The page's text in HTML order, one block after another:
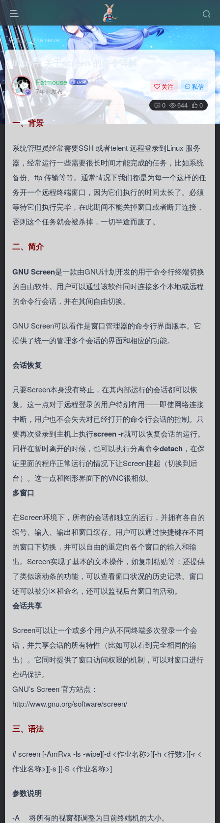
首页 The server Linux 正文
linux中 关于screen 的命令详解
Fatmouse
7年前发布
关注 私信
0 644 0
一、背景
系统管理员经常需要SSH 或者telent 远程登录到Linux 服务
器，经常运行一些需要很长时间才能完成的任务，比如系统
备份、ftp 传输等等。通常情况下我们都是为每一个这样的任
务开一个远程终端窗口，因为它们执行的时间太长了。必须
等待它们执行完毕，在此期间不能关掉窗口或者断开连接，
否则这个任务就会被杀掉，一切半途而废了。
二、简介
GNU Screen是一款由GNU计划开发的用于命令行终端切换
的自由软件。用户可以通过该软件同时连接多个本地或远程
的命令行会话 ，并在其间自由切换。
GNU Screen可以看作是窗口管理器的命令行界面版本。它
提供了统一的管理多个会话的界面和相应的功能。
会话恢复
只要Screen本身没有终止，在其内部运行的会话都可以恢
复。这一点对于远程登录的用户特别有用――即使网络连接
中断，用户也不会失去对已经打开的命令行会话的控制。只
要再次登录到主机上执行screen -r就可以恢复会话的运行。
同样在暂时离开的时候，也可以执行分离命令detach ，在保
证里面的程序正常运行的情况下让Screen挂起（切换到后
台）。这一点和图形界面下的VNC很相似。
多窗口
在Screen环境下，所有的会话都独立的运行，并拥有各自的
编号、输入、输出和窗口缓存。用户可以通过快捷键在不同
的窗口下切换，并可以自由的重定向各个窗口的输入和输
出。Screen实现了基本的文本操作，如复制粘贴等；还提供
了类似滚动条的功能，可以查看窗口状况的历史记录。窗口
还可以被分区和命名，还可以监视后台窗口的活动。
会话共享
Screen可以让一个或多个用户从不同终端多次登录一个会
话，并共享会话的所有特性（比如可以看到完全相同的输
出）。它同时提供了窗口访问权限的机制，可以对窗口进行
密码保护。
GNU’s Screen 官方站点：
http://www.gnu.org/software/screen/
三、语法
# screen [-AmRvx -ls -wipe][-d <作业名称>][-h <行数>][-r <
作业名称>][-s ][-S <作业名称>]
参数说明
-A 将所有的视窗都调整为目前终端机的大小。